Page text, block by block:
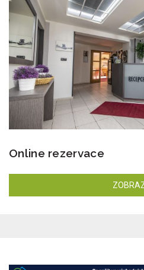
Online rezervace